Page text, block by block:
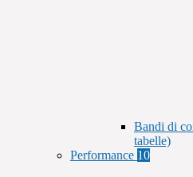
Bandi di
tabelle)
Performance 10